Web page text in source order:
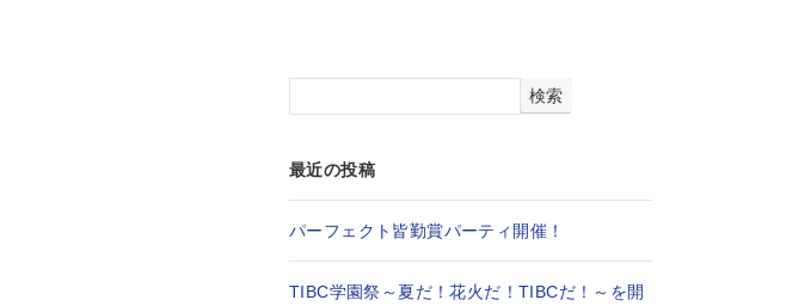
検索
最近の投稿
パーフェクト皆勤賞パーティ開催！
TIBC学園祭～夏だ！花火だ！TIBCだ！～を開